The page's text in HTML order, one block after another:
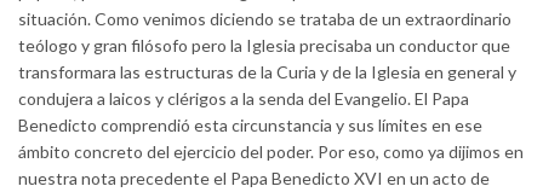
situación. Como venimos diciendo se trataba de un extraordinario
teólogo y gran filósofo pero la Iglesia precisaba un conductor que
transformara las estructuras de la Curia y de la Iglesia en general y
condujera a laicos y clérigos a la senda del Evangelio. El Papa
Benedicto comprendió esta circunstancia y sus límites en ese
ámbito concreto del ejercicio del poder. Por eso, como ya dijimos en
nuestra nota precedente el Papa Benedicto XVI en un acto de